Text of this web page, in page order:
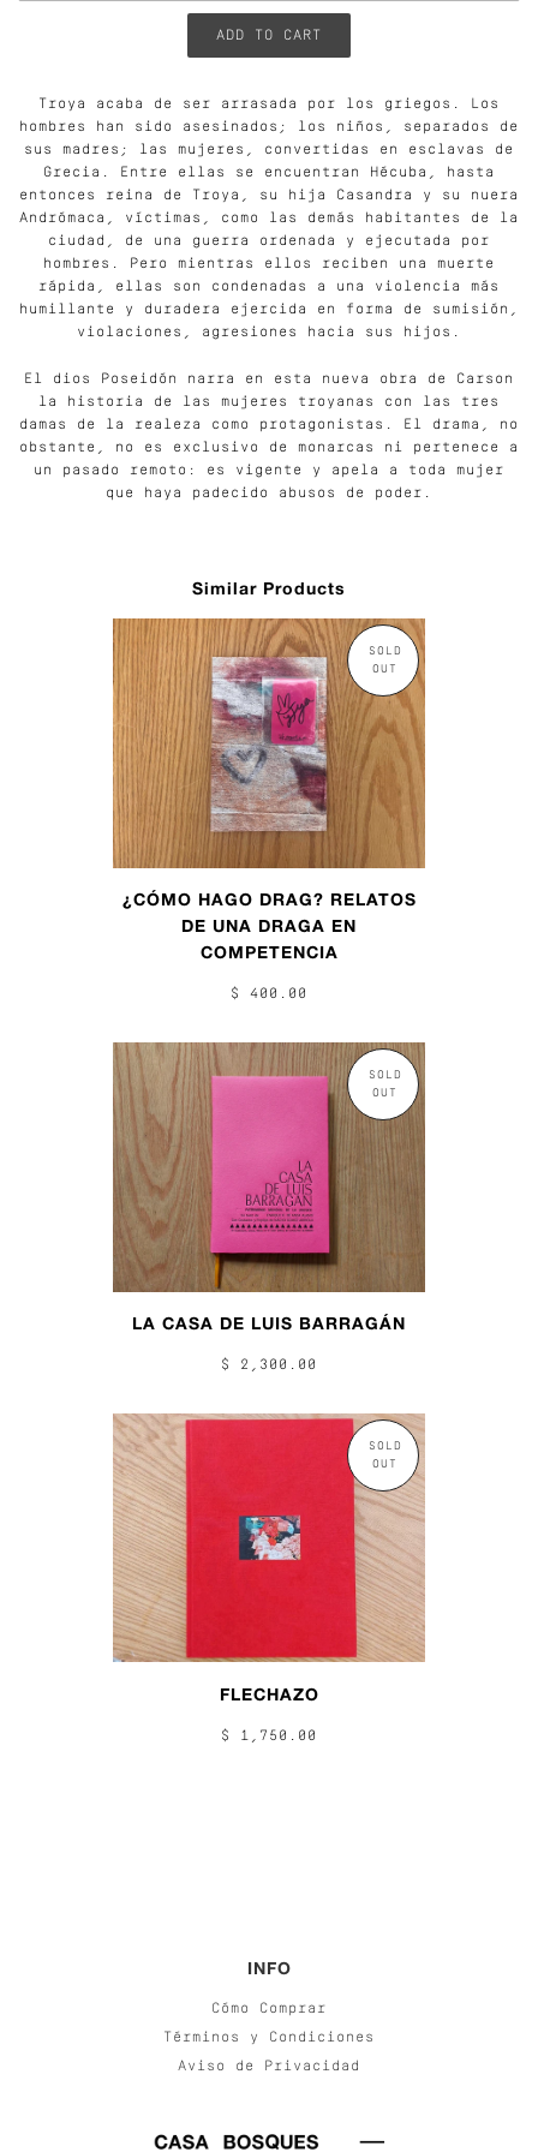
Troya acaba de ser arrasada por los griegos. Los
hombres han sido asesinados; los niños, separados de
sus madres; las mujeres, convertidas en esclavas de
Grecia. Entre ellas se encuentran Hécuba, hasta
entonces reina de Troya, su hija Casandra y su nuera
Andrómaca, víctimas, como las demás habitantes de la
ciudad, de una guerra ordenada y ejecutada por
hombres. Pero mientras ellos reciben una muerte
rápida, ellas son condenadas a una violencia más
humillante y duradera ejercida en forma de sumisión,
violaciones, agresiones hacia sus hijos.
El dios Poseidón narra en esta nueva obra de Carson
la historia de las mujeres troyanas con las tres
damas de la realeza como protagonistas. El drama, no
obstante, no es exclusivo de monarcas ni pertenece a
un pasado remoto: es vigente y apela a toda mujer
que haya padecido abusos de poder.
Similar Products
SOLD
OUT
¿CÓMO HAGO DRAG? RELATOS
DE UNA DRAGA EN
COMPETENCIA
$ 400.00
SOLD
OUT
LA CASA DE LUIS BARRAGÁN
$ 2,300.00
SOLD
OUT
FLECHAZO
$ 1,750.00
INFO
Cómo Comprar
Términos y Condiciones
Aviso de Privacidad